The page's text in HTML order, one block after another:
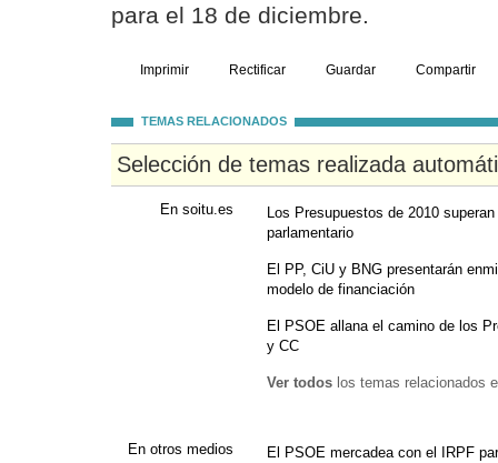
para el 18 de diciembre.
Imprimir Rectificar Guardar Compartir
TEMAS RELACIONADOS
Selección de temas realizada
En soitu.es
Los Presupuestos de 2010
parlamentario
El PP, CiU y BNG presentarán
modelo de financiación
El PSOE allana el camino de los
y CC
Ver todos los temas relacionados
En otros medios
El PSOE mercadea con el IRPF